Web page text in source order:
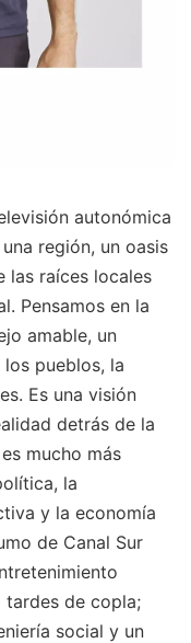
autonómica
región, un oasis
las raíces locales
Pensamos en la
amable, un
pueblos, la
Es una visión
detrás de la
mucho más
la
y la economía
de Canal Sur
tardes de copla;
social y un